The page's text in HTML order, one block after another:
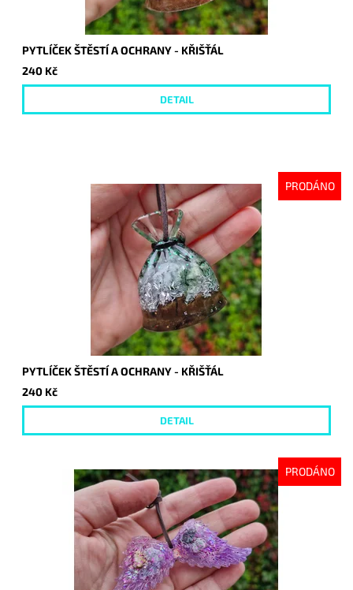
PYTLÍČEK ŠTĚSTÍ A OCHRANY - KŘIŠŤÁL
240 Kč
DETAIL
PRODÁNO
PYTLÍČEK ŠTĚSTÍ A OCHRANY - KŘIŠŤÁL
240 Kč
DETAIL
PRODÁNO